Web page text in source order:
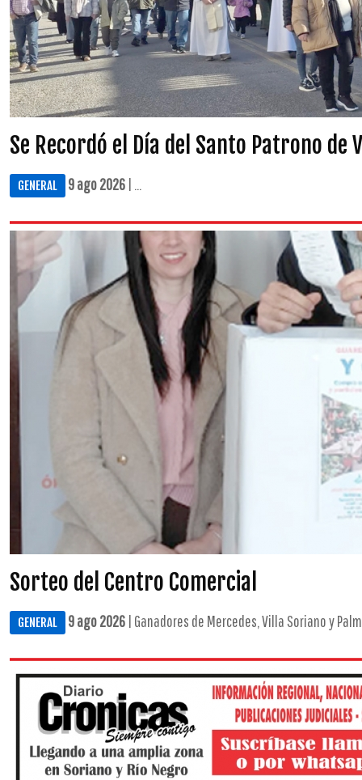
Se Recordó el Día del Santo Patrono de
GENERAL 9 ago 2026 | ...
Sorteo del Centro Comercial
GENERAL 9 ago 2026 | Ganadores de Mercedes, Villa Soriano y